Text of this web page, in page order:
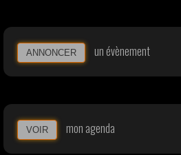
ANNONCER un évènement
VOIR mon agenda